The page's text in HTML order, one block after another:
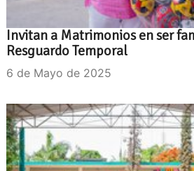
Invitan a Matrimonios en ser
Resguardo Temporal
6 de Mayo de 2025